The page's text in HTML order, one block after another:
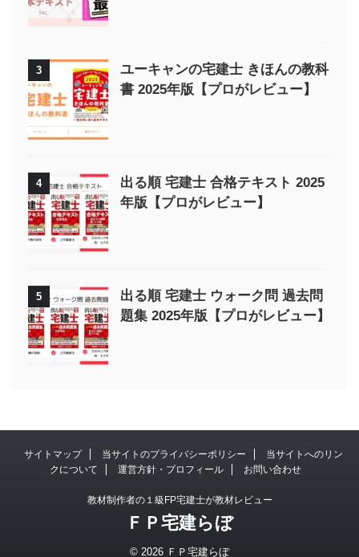
3
ユーキャンの宅建士 きほんの教科
書 2025年版【プロがレビュー】
4
出る順 宅建士 合格テキスト 2025
年版【プロがレビュー】
5
出る順 宅建士 ウォーク問 過去問
題集 2025年版【プロがレビュー】
サイトマップ 当サイトのプライバシーポリシー
当サイトへのリン
クについて
運営方針・プロフィール お問い合わせ
教材制作者の１級FP宅建士が教材レビュー
ＦＰ宅建らぼ
© 2026 ＦＰ宅建らぼ